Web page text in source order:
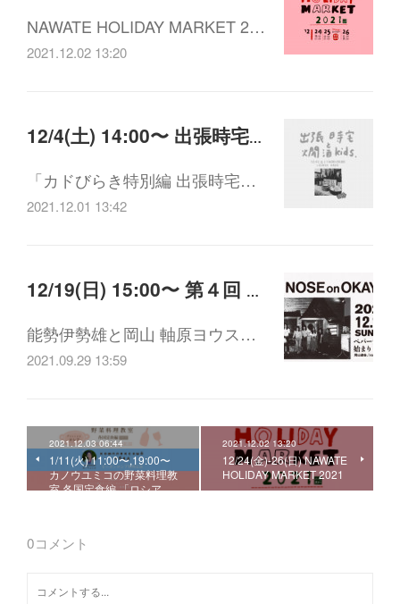
NAWATE HOLIDAY MARKET 2…
2021.12.02 13:20
12/4(土) 14:00〜 出張時宅と燗酒kids.
「カドびらき特別編 出張時宅…
2021.12.01 13:42
12/19(日) 15:00〜 第４回 ペパーランドの始まり（1974-1988）(配信・アーカイブ視聴あり)
能勢伊勢雄と岡山 軸原ヨウス…
2021.09.29 13:59
2021.12.03 06:44
1/11(火) 11:00〜,19:00〜
カノウユミコの野菜料理教
室 各国定食編 「ロシア…
2021.12.02 13:20
12/24(金)-26(日) NAWATE
HOLIDAY MARKET 2021
0コメント